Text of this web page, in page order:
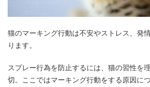
猫のマーキング行動は不安やストレス、発
ります。
スプレー行為を防止するには、猫の習性を
切。ここではマーキング行動をする原因に